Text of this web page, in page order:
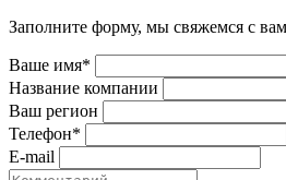
Заполните форму, мы свяжемся с
Ваше имя*
Название компании
Ваш регион
Телефон*
E-mail